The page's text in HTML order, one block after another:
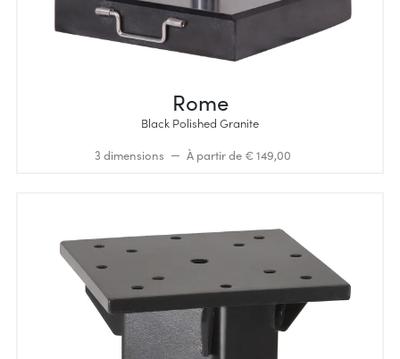
Rome
Black Polished Granite
3 dimensions À partir de € 149,00